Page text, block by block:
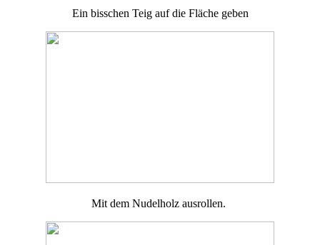
Ein bisschen Teig auf die Fläche geben
Mit dem Nudelholz ausrollen.